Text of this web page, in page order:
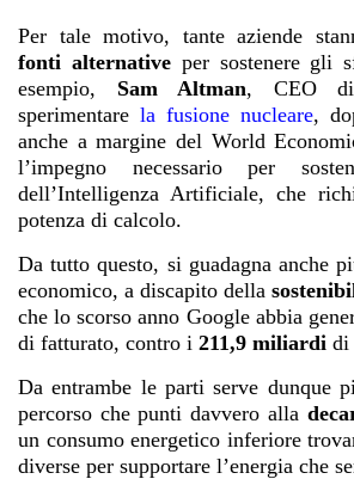
Per tale motivo, tante aziende
fonti alternativeper sostenere gli
esempio, Sam Altman, CEO
sperimentare la fusione nucleare,
anche a margine del World
l’impegno necessario per
dell’Intelligenza Artificiale, che
potenza di calcolo.
Da tutto questo, si guadagna anche
economico, a discapito della
che lo scorso anno Google abbia
di fatturato, contro i 211,9 miliardi di
Da entrambe le parti serve dunque
percorso che punti davvero alla
un consumo energetico inferiore
diverse per supportare l’energia che